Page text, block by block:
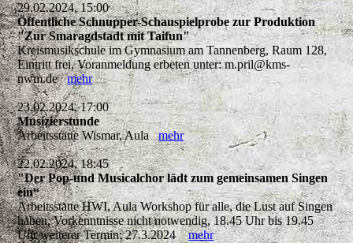
29.02.2024, 15:00
Öffentliche Schnupper-Schauspielprobe zur Produktion
"Zur Smaragdstadt mit Taifun"
Kreismusikschule im Gymnasium am Tannenberg, Raum 128,
Eintritt frei, Voranmeldung erbeten unter: m.pril@kms-
nwm.demehr
23.02.2024, 17:00
Musizierstunde
Arbeitsstätte Wismar, Aulamehr
22.02.2024, 18:45
"Der Pop-und Musicalchor lädt zum gemeinsamen Singen
ein“
Arbeitsstätte HWI, Aula Workshop für alle, die Lust auf Singen
haben, Vorkenntnisse nicht notwendig, 18.45 Uhr bis 19.45
Uhr weiterer Termin: 27.3.2024mehr